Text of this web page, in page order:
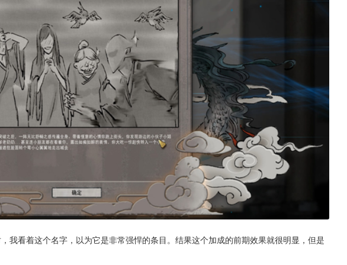
我看着这个名字，以为它是非常强悍的条目。结果这个加成的前期效果就很明显，但是